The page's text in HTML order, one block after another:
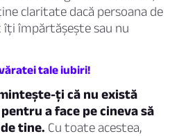
claritate dacă persoana de
împărtășește sau nu
tale iubiri!
ți că nu există
a face pe cineva să
tine. Cu toate acestea,